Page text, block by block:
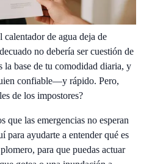
de agua deja de
no debería ser cuestión de
la base de tu comodidad diaria, y
confiable—y rápido. Pero,
de los impostores?
las emergencias no esperan
para ayudarte a entender qué es
para que puedas actuar